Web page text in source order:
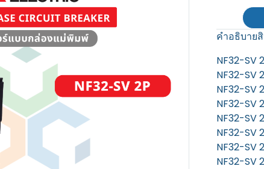
คำอธิบาย
NF32-SV
NF32-SV
NF32-SV
NF32-SV
NF32-SV
NF32-SV
NF32-SV
NF32-SV